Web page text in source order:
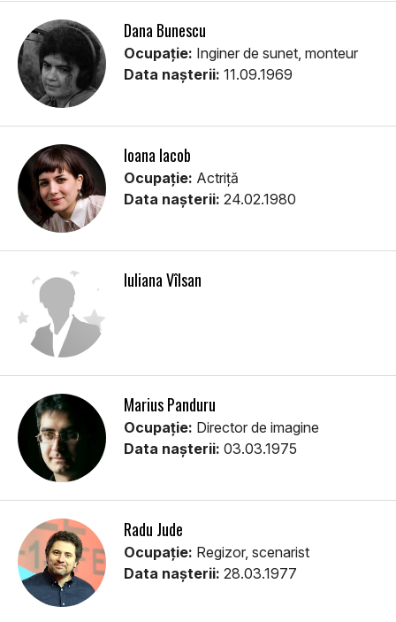
Dana Bunescu
Ocupație: Inginer de sunet, monteur
Data nașterii: 11.09.1969
Ioana Iacob
Ocupație: Actriţă
Data nașterii: 24.02.1980
Iuliana Vîlsan
Marius Panduru
Ocupație: Director de imagine
Data nașterii: 03.03.1975
Radu Jude
Ocupație: Regizor, scenarist
Data nașterii: 28.03.1977